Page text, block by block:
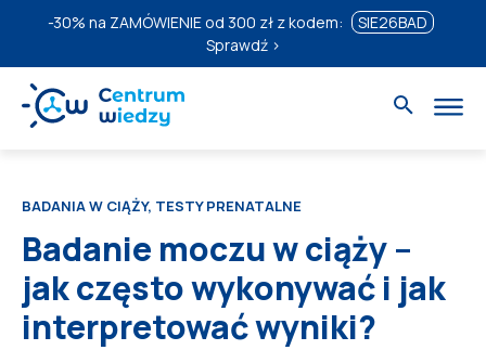
-30% na ZAMÓWIENIE od 300 zł z kodem:
SIE26BAD
Sprawdź ›
BADANIA W CIĄŻY, TESTY PRENATALNE
Badanie moczu w ciąży –
jak często wykonywać i jak
interpretować wyniki?